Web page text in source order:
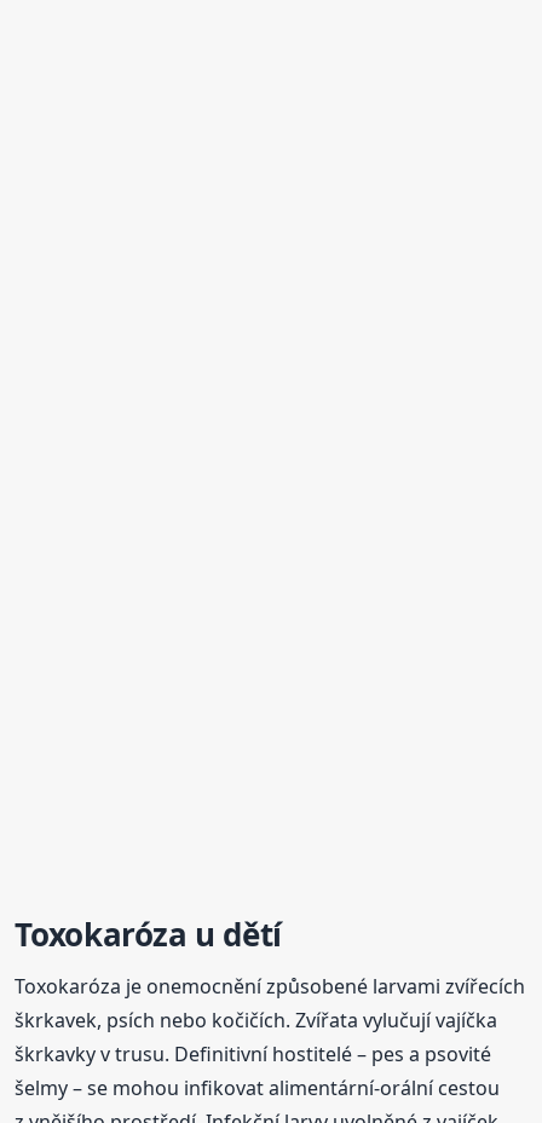
Toxokaróza u dětí
Toxokaróza je onemocnění způsobené larvami zvířecích
škrkavek, psích nebo kočičích. Zvířata vylučují vajíčka
škrkavky v trusu. Definitivní hostitelé – pes a psovité
šelmy – se mohou infikovat alimentární-orální cestou